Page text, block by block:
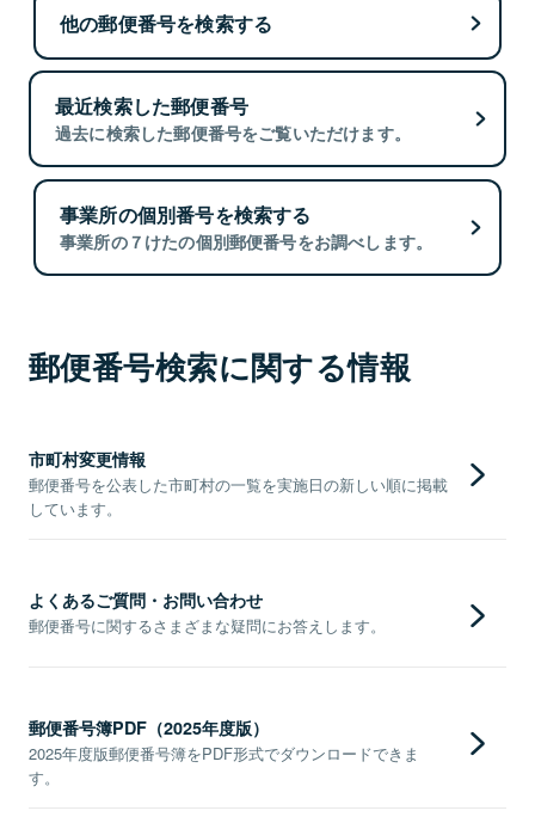
他の郵便番号を検索する
最近検索した郵便番号
過去に検索した郵便番号をご覧いただけます。
事業所の個別番号を検索する
事業所の７けたの個別郵便番号をお調べします。
郵便番号検索に関する情報
市町村変更情報
郵便番号を公表した市町村の一覧を実施日の新しい順に掲載
しています。
よくあるご質問・お問い合わせ
郵便番号に関するさまざまな疑問にお答えします。
郵便番号簿PDF（2025年度版）
2025年度版郵便番号簿をPDF形式でダウンロードできま
す。